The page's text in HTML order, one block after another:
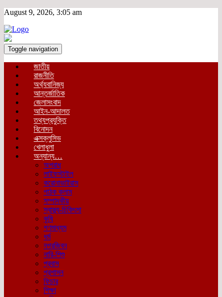
August 9, 2026, 3:05 am
Toggle navigation
জাতীয়
রাজনীতি
অর্থ্যবানিজ্য
আন্তর্জাতিক
জেলাসংবাদ
আইন-আদালত
তথ্যপ্রযুক্তি
বিনোদন
এক্সক্লুসিভ
খেলাধুলা
অন্যান্য…
অপরাধ
লাইফস্টাইল
করোনাভাইরাস
পাঠক কলাম
সম্পাদকীয়
স্বাস্থ্য-চিকিৎসা
কৃষি
গণমাধ্যম
ধর্ম
নগরজিবন
নারি-শিশু
প্রবাস
প্রশাসন
ফিচার
শিক্ষা